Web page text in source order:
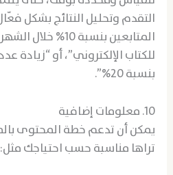
التقدم وتحليل النتائج بشكل
للكتاب الإلكتروني”، أو “زيادة
بنسبة 20%”.
10. معلومات إضافية
يمكن أن تدعم خطة المحتوى
تراها مناسبة حسب احتياجك مثل: